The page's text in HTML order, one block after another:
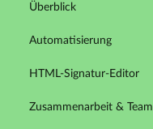
Überblick
Automatisierung
HTML-Signatur-Editor
Zusammenarbeit & Team